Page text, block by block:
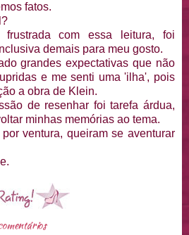
fatos.
frustrada com essa leitura, foi
demais para meu gosto.
grandes expectativas que não
e me senti uma 'ilha', pois
a obra de Klein.
de resenhar foi tarefa árdua,
minhas memórias ao tema.
ventura, queiram se aventurar